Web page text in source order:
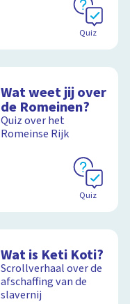
Quiz
Wat weet jij over
de Romeinen?
Quiz over het
Romeinse Rijk
Quiz
Wat is Keti Koti?
Scrollverhaal over de
afschaffing van de
slavernij